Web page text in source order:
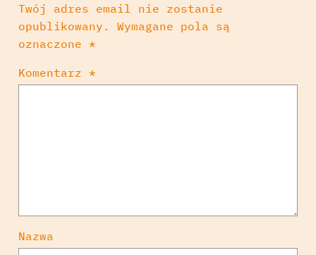
Twój adres email nie zostanie
opublikowany.
Wymagane pola są
oznaczone *
Komentarz *
Nazwa